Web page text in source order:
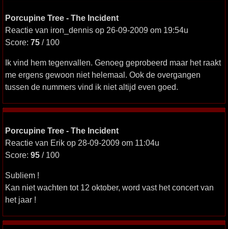
Porcupine Tree - The Incident
Reactie van iron_dennis op 26-09-2009 om 19:54u
Score: 75 / 100
Ik vind hem tegenvallen. Genoeg geprobeerd maar het raakt
me ergens gewoon niet helemaal. Ook de overgangen
tussen de nummers vind ik niet altijd even goed.
Porcupine Tree - The Incident
Reactie van Erik op 28-09-2009 om 11:04u
Score: 95 / 100
Subliem !
Kan niet wachten tot 12 oktober, word vast het concert van
het jaar !